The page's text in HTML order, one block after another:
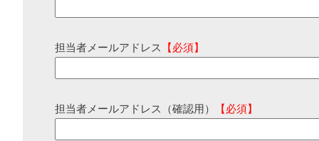
担当者メールアドレス 【必須】
担当者メールアドレス（確認用） 【必須】